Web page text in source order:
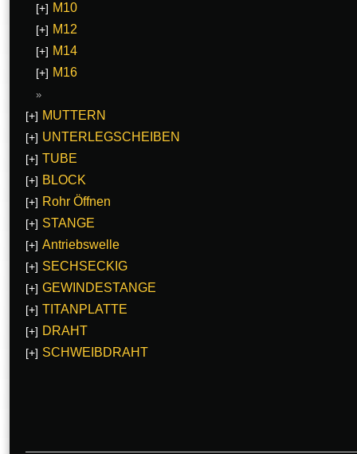
[+] M10
[+] M12
[+] M14
[+] M16
[+] MUTTERN
[+] UNTERLEGSCHEIBEN
[+] TUBE
[+] BLOCK
[+] Rohr Öffnen
[+] STANGE
[+] Antriebswelle
[+] SECHSECKIG
[+] GEWINDESTANGE
[+] TITANPLATTE
[+] DRAHT
[+] SCHWEIBDRAHT